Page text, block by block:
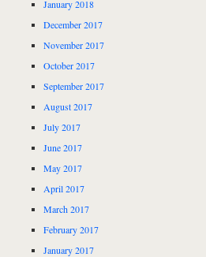
January 2018
December 2017
November 2017
October 2017
September 2017
August 2017
July 2017
June 2017
May 2017
April 2017
March 2017
February 2017
January 2017